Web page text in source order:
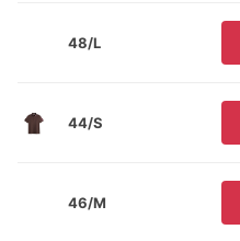
48/L
44/S
46/M